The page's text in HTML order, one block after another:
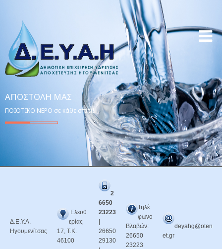
ΑΠΟΣΤΟΛΉ ΜΑΣ
ΠΟΙΟΤΙΚΟ ΝΕΡΟ σε κάθε σπίτι!
Δ.Ε.Υ.Α.
Ηγουμενίτσας
Ελευθ
ερίας
17, Τ.Κ.
46100
2
6650
23223
26650
29130
Τηλέ
φωνο
Βλαβών:
26650
23223
deyahg@oten
et.gr